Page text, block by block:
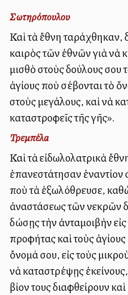
Σωτηρόπουλου
Καὶ τὰ ἔθνη ταράχθηκαν,
καιρὸς τῶν ἐθνῶν γιὰ νὰ
μισθὸ στοὺς δούλους σου
ἁγίους ποὺ σέβονται τὸ
στοὺς μεγάλους, καὶ νὰ
καταστροφεῖς τῆς γῆς».
Τρεμπέλα
Καὶ τὰ εἰδωλολατρικὰ
ἐπανεστάτησαν
ποὺ τὰ ἐξωλόθρευσε,
ἀναστάσεως τῶν νεκρῶν
δώσῃς τὴν ἀνταμοιβὴν
προφήτας καὶ τοὺς
ὄνομά σου, εἰς τοὺς
νὰ καταστρέψῃς
βίον τους διαφθείρουν